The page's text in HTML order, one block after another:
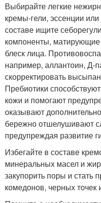
Выбирайте легкие
кремы-гели, эссенции
составе ищите
компоненты,
блеск лица.
например, аллантоин, Д-
скорректировать
Пребиотики
кожи и помогают
оказывают
бережно отшелушивают
предупреждая развитие
Избегайте в составе
минеральных масел и
закупорить поры и стать
комедонов, черных